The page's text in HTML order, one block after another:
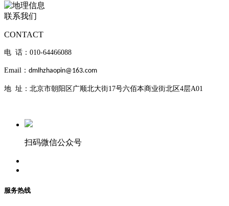
联系我们
CONTACT
电 话：010-64466088
Email： dmlhzhaopin@163.com
地 址：北京市朝阳区广顺北大街17号六佰本商业街北区4层A01
扫码微信公众号
服务热线